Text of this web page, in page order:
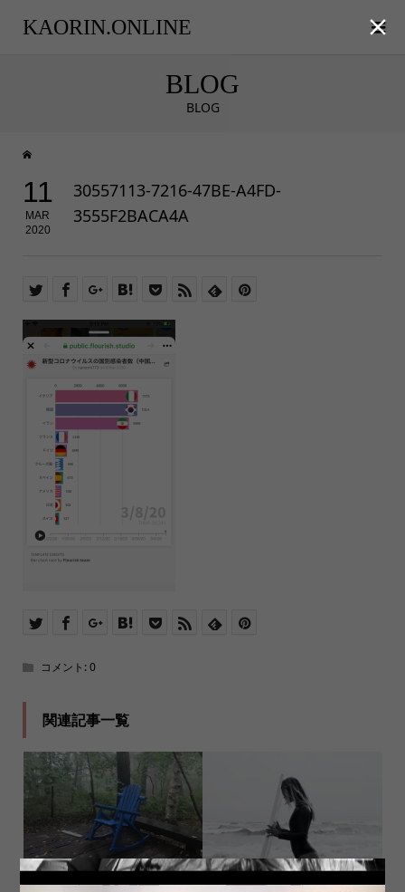
KAORIN.ONLINE
BLOG
BLOG
11
MAR
2020
30557113-7216-47BE-A4FD-
3555F2BACA4A
コメント:0
関連記事一覧
